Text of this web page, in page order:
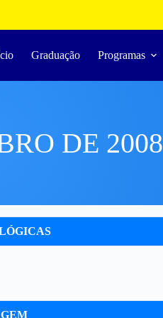
Graduação Programas
DE 2008